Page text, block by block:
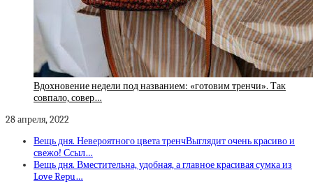
Вдохновение недели под названием: «готовим тренчи». Так
совпало, совер…
28 апреля, 2022
Вещь дня. Невероятного цвета тренчВыглядит очень красиво и
свежо! Ссыл…
Вещь дня. Вместительна, удобная, а главное красивая сумка из
Love Repu…